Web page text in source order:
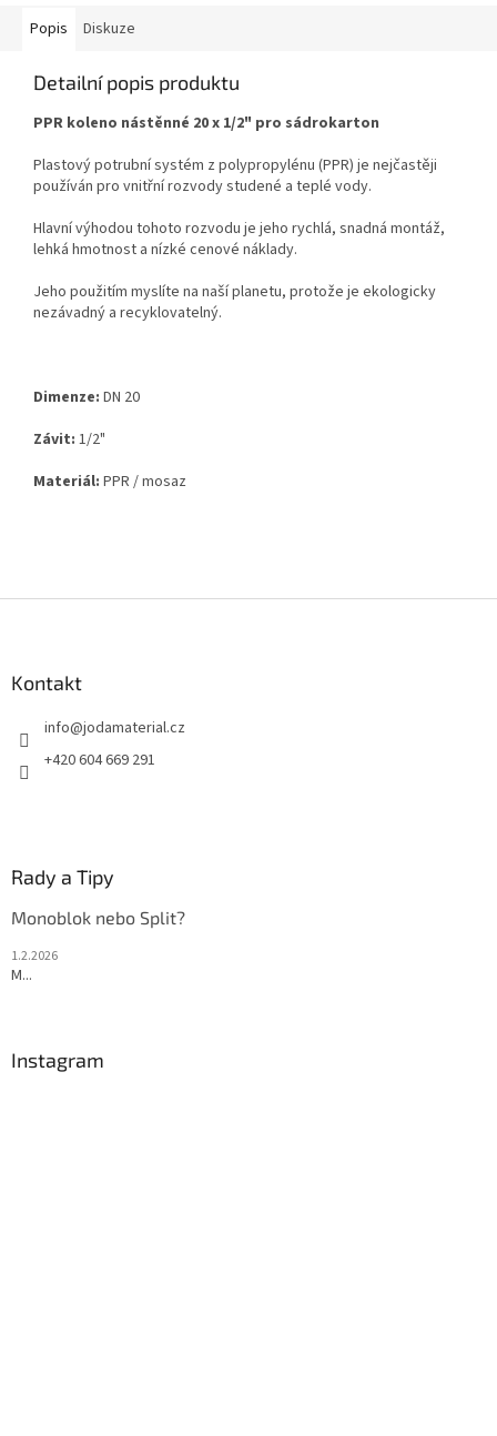
Popis Diskuze
Detailní popis produktu
PPR koleno nástěnné 20 x 1/2" pro sádrokarton
Plastový potrubní systém z polypropylénu (PPR) je nejčastěji
používán pro vnitřní rozvody studené a teplé vody.
Hlavní výhodou tohoto rozvodu je jeho rychlá, snadná montáž,
lehká hmotnost a nízké cenové náklady.
Jeho použitím myslíte na naší planetu, protože je ekologicky
nezávadný a recyklovatelný.
Dimenze: DN 20
Závit: 1/2"
Materiál: PPR / mosaz
Kontakt
info@jodamaterial.cz
+420 604 669 291
Rady a Tipy
Monoblok nebo Split?
1.2.2026
M...
Instagram